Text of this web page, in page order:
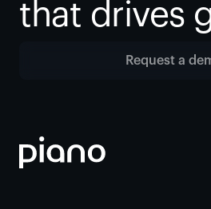
that drives
Request a